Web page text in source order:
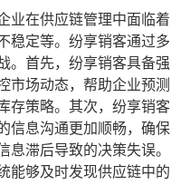
业在供应链管理中面临着
稳定等。纷享销客通过多
。首先，纷享销客具备强
市场动态，帮助企业预测
存策略。其次，纷享销客
信息沟通更加顺畅，确保
滞后导致的决策失误。
能够及时发现供应链中的